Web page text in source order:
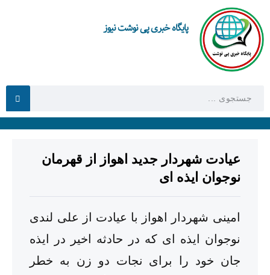
پایگاه خبری پی نوشت نیوز
عیادت شهردار جدید اهواز از قهرمان
نوجوان ایذه ای
امینی شهردار اهواز با عیادت از علی لندی
نوجوان ایذه ای که در حادثه اخیر در ایذه
جان خود را برای نجات دو زن به خطر